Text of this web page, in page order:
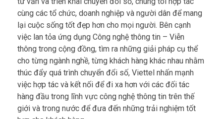
tư vấn và triển khai chuyển đổi số, chúng tôi hợp tác
cùng các tổ chức, doanh nghiệp và người dân để mang
lại cuộc sống tốt đẹp hơn cho mọi người. Bên cạnh
việc lan tỏa ứng dụng Công nghệ thông tin – Viễn
thông trong cộng đồng, tìm ra những giải pháp cụ thể
cho từng ngành nghề, từng khách hàng khác nhau nhằm
thúc đẩy quá trình chuyển đổi số, Viettel nhấn mạnh
việc hợp tác và kết nối để đi xa hơn với các đối tác
hàng đầu trong lĩnh vực công nghệ thông tin trên thế
giới và trong nước để đưa đến những trải nghiệm tốt